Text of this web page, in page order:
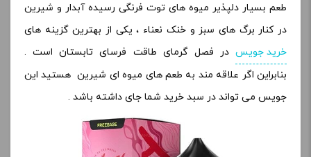
طعم بسیار دلپذیر میوه های توت فرنگی رسیده آبدار و شیرین
در کنار برگ های سبز و خنک نعناء ، یکی از بهترین گزینه های
خرید جویس در فصل گرمای طاقت فرسای تابستان است .
بنابراین اگر علاقه مند به طعم های میوه ای شیرین هستید این
جویس می تواند در سبد خرید شما جای داشته باشد .